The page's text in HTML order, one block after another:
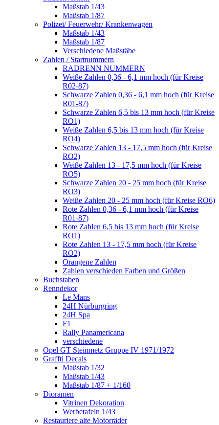
Maßstab 1/43
Maßstab 1/87
Polizei/ Feuerwehr/ Krankenwagen
Maßstab 1/43
Maßstab 1/87
Verschiedene Maßstäbe
Zahlen / Startnummern
RADRENN NUMMERN
Weiße Zahlen 0,36 - 6,1 mm hoch (für Kreise
R02-87)
Schwarze Zahlen 0,36 - 6,1 mm hoch (für Kreise
R01-87)
Schwarze Zahlen 6,5 bis 13 mm hoch (für Kreise
RO1)
Weiße Zahlen 6,5 bis 13 mm hoch (für Kreise
RO4)
Schwarze Zahlen 13 - 17,5 mm hoch (für Kreise
RO2)
Weiße Zahlen 13 - 17,5 mm hoch (für Kreise
RO5)
Schwarze Zahlen 20 - 25 mm hoch (für Kreise
RO3)
Weiße Zahlen 20 - 25 mm hoch (für Kreise RO6)
Rote Zahlen 0,36 - 6,1 mm hoch (für Kreise
R01-87)
Rote Zahlen 6,5 bis 13 mm hoch (für Kreise
RO1)
Rote Zahlen 13 - 17,5 mm hoch (für Kreise
RO2)
Orangene Zahlen
Zahlen verschieden Farben und Größen
Buchstaben
Renndekor
Le Mans
24H Nürburgring
24H Spa
F1
Rally Panamericana
verschiedene
Opel GT Steinmetz Gruppe IV 1971/1972
Graffti Decals
Maßstab 1/32
Maßstab 1/43
Maßstab 1/87 + 1/160
Dioramen
Vitrinen Dekoration
Werbetafeln 1/43
Restauriere alte Motorräder